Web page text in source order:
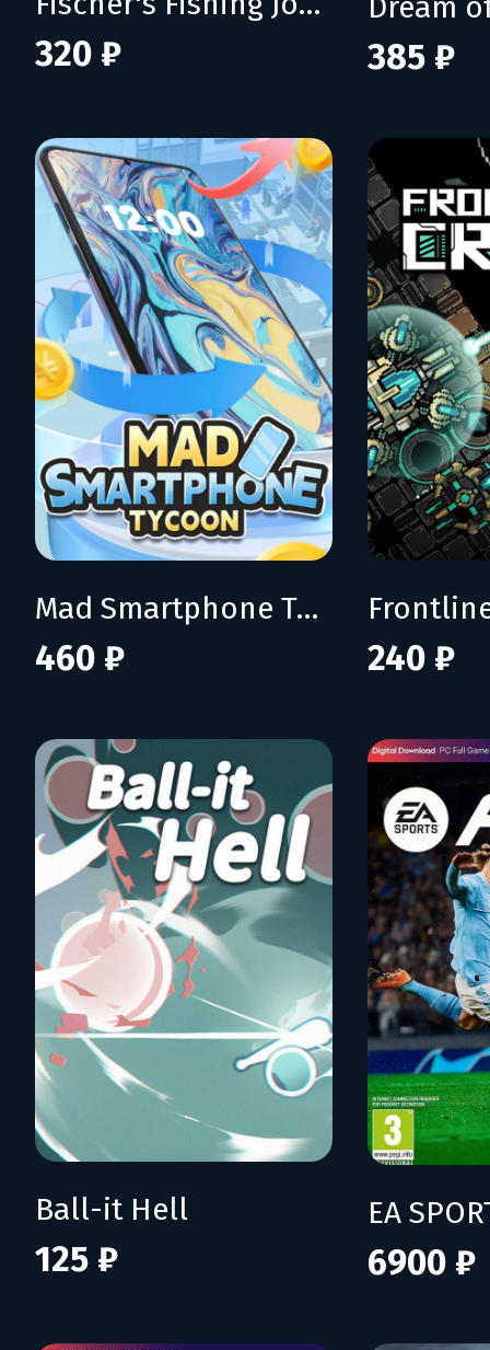
320 ₽ 385 ₽
Mad Smartphone Tycoon
460 ₽ 240 ₽
Ball-it Hell
125 ₽
EA
6900 ₽